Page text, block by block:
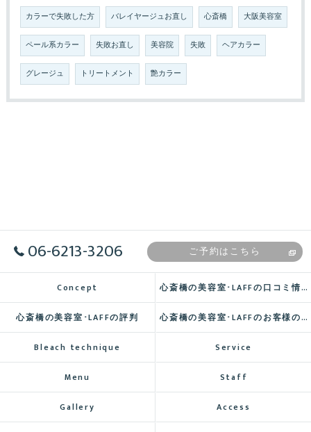
カラーで失敗した方 バレイヤージュお直し 心斎橋 大阪美容室
ペール系カラー 失敗お直し 美容院 失敗 ヘアカラー
グレージュ トリートメント 艶カラー
06-6213-3206 ご予約はこちら
Concept 心斎橋の美容室･LAFFの口コミ情報
心斎橋の美容室･LAFFの評判 心斎橋の美容室･LAFFのお客様の声
Bleach technique Service
Menu Staff
Gallery Access